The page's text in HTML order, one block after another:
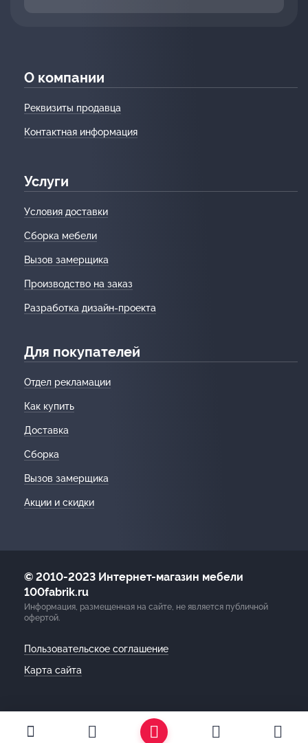
О компании
Реквизиты продавца
Контактная информация
Услуги
Условия доставки
Сборка мебели
Вызов замерщика
Производство на заказ
Разработка дизайн-проекта
Для покупателей
Отдел рекламации
Как купить
Доставка
Сборка
Вызов замерщика
Акции и скидки
© 2010-2023 Интернет-магазин мебели
100fabrik.ru
Информация, размещенная на сайте, не является публичной
офертой.
Пользовательское соглашение
Карта сайта